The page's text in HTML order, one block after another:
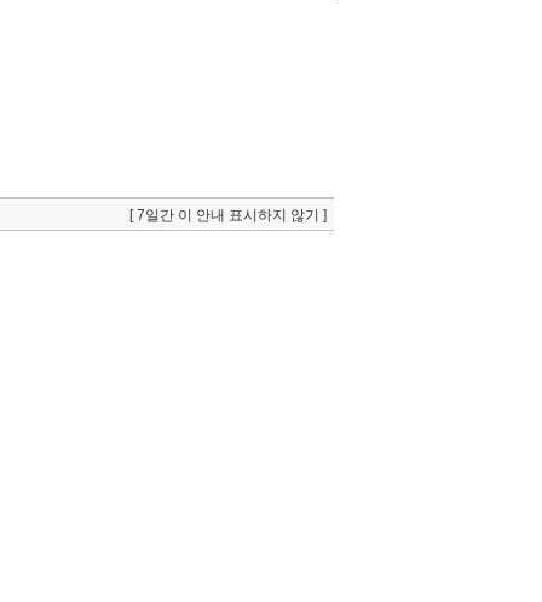
[ 7일간 이 안내 표시하지 않기 ]